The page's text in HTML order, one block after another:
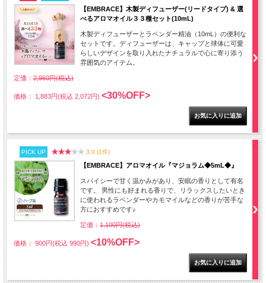
【EMBRACE】木製ディフューザー(リードタイプ) & 選
べるアロマオイル３３種セット(10mL)
木製ディフューザーとラベンダー精油（10mL）の便利な
セットです。ディフューザーは、キャップと球体に可愛
らしいデザインを取り入れたナチュラルで心に寄り添う
雰囲気のアイテム。
定価： 2,960円(税込)
価格： 1,883円(税込 2,072円) <30%OFF>
PICK UP 3.0 (1件)
【EMBRACE】アロマオイル『マジョラム◆5mL◆』
スパイシーで甘く温かみがあり、安眠の香りとして有名
です。 男性にも好まれる香りで、リラックスしたいとき
に使われるラベンダーやカモマイルなどの香りが苦手な
方におすすめです♪
定価： 1,100円(税込)
価格： 900円(税込 990円) <10%OFF>